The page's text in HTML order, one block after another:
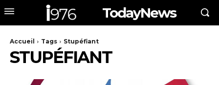
TodayNews
Accueil Tags Stupéfiant
STUPÉFIANT